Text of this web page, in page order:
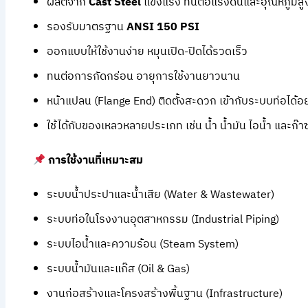
รองรับมาตรฐานANSI 150 PSI
ออกแบบให้ใช้งานง่าย หมุนเปิด-ปิดได้รวดเร็ว
ทนต่อการกัดกร่อน อายุการใช้งานยาวนาน
หน้าแปลน (Flange End) ติดตั้งสะดวก เข้ากับระบบท่อได้
ใช้ได้กับของเหลวหลายประเภท เช่น น้ำ น้ำมัน ไอน้ำ และก๊า
การใช้งานที่เหมาะสม
ระบบน้ำประปาและน้ำเสีย (Water & Wastewater)
ระบบท่อในโรงงานอุตสาหกรรม (Industrial Piping)
ระบบไอน้ำและความร้อน (Steam System)
ระบบน้ำมันและแก๊ส (Oil & Gas)
งานก่อสร้างและโครงสร้างพื้นฐาน (Infrastructure)